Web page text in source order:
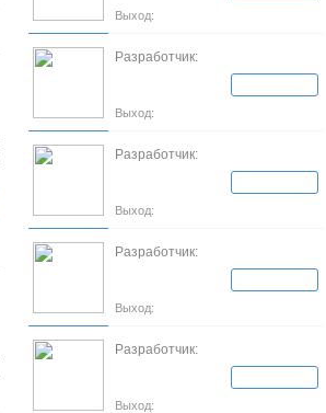
Выход:
Разработчик:
Выход:
Разработчик:
Выход:
Разработчик:
Выход:
Разработчик:
Выход: